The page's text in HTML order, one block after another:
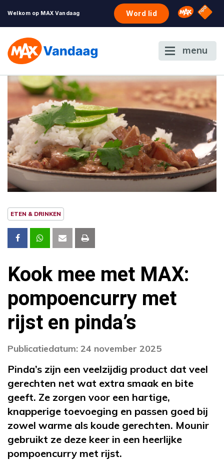
Welkom op MAX Vandaag Word lid Omroep
NPO
menu
ETEN & DRINKEN
Kook mee met MAX:
pompoencurry met
rijst en pinda’s
Publicatiedatum: 24 november 2025
Pinda’s zijn een veelzijdig product dat veel
gerechten net wat extra smaak en bite
geeft. Ze zorgen voor een hartige,
knapperige toevoeging en passen goed bij
zowel warme als koude gerechten. Mounir
gebruikt ze deze keer in een heerlijke
pompoencurry met rijst.